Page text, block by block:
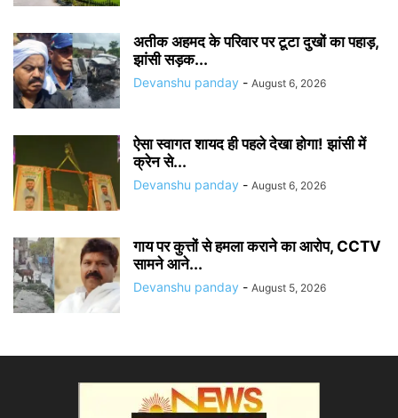
अतीक अहमद के परिवार पर टूटा दुखों का पहाड़,
झांसी सड़क...
Devanshu panday - August 6, 2026
ऐसा स्वागत शायद ही पहले देखा होगा! झांसी में
क्रेन से...
Devanshu panday - August 6, 2026
गाय पर कुत्तों से हमला कराने का आरोप, CCTV
सामने आने...
Devanshu panday - August 5, 2026